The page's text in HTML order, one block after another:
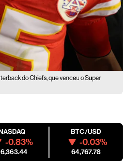
do Chiefs, que venceu o Super
-0.83%
BTC/USD
-0.03%
64,767.78